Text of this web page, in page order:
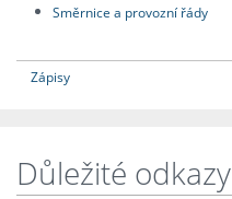
Směrnice a provozní řády
Zápisy
Důležité odkazy